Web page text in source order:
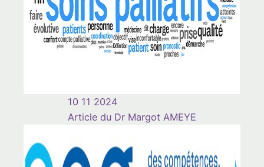
10 11 2024
Article du Dr Margot AMEYE